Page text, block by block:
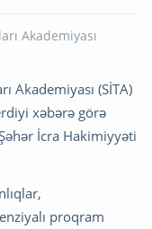
Akademiyası (SİTA)
xəbərə görə
İcra Hakimiyyəti
proqram